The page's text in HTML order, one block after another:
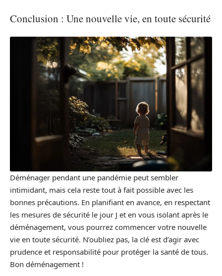
Conclusion : Une nouvelle vie, en toute sécurité
Déménager pendant une pandémie peut sembler
intimidant, mais cela reste tout à fait possible avec les
bonnes précautions. En planifiant en avance, en respectant
les mesures de sécurité le jour J et en vous isolant après le
déménagement, vous pourrez commencer votre nouvelle
vie en toute sécurité. N’oubliez pas, la clé est d’agir avec
prudence et responsabilité pour protéger la santé de tous.
Bon déménagement !